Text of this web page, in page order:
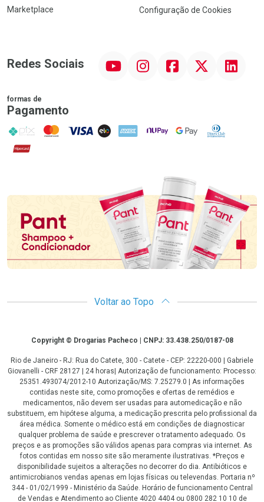
Marketplace
Configuração de Cookies
Redes Sociais InstagramFacebook Linkedin
formas de
Pagamento
PIX MasterCard
VISA ELO AMEX NuPay Google PayDiners Club
Hipercard
Promoção em Destaque
Voltar ao Topo
CopyrightCopyright © Drogarias Pacheco | CNPJ: 33.438.250/0187-08
Rio de Janeiro - RJ: Rua do Catete, 300 - Catete - CEP: 22220-000 | Gabriele
Giovanelli - CRF 28127 | 24 horas| Autorização de funcionamento: Processo:
25351.493074/2012-10 Autorização/MS: 7.25279.0 | As informações
contidas neste site, como promoções e ofertas de remédios e
medicamentos, não devem ser usadas para automedicação e não
substituem, em hipótese alguma, a medicação prescrita pelo profissional da
área médica. Somente o médico está em condições de diagnosticar
qualquer problema de saúde e prescrever o tratamento adequado. Os
preços e as promoções são válidos apenas para compras via internet. As
fotos contidas em nosso site são meramente ilustrativas. *Preços e
disponibilidade sujeitos a alterações no decorrer do dia. Antibióticos e
antimicrobianos vendas apenas em lojas físicas ou televendas. Portaria nº
344 - 01/02/1999 - Ministério da Saúde. Horário de funcionamento Central
de Vendas e Atendimento ao Cliente 4020 4404 ou 0800 282 10 10 de